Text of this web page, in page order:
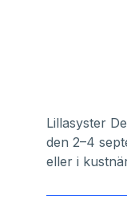
Lillasyster
den 2–4
eller i